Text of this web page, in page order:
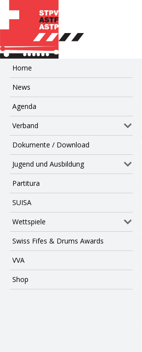
Home
News
Agenda
Verband
Dokumente / Download
Jugend und Ausbildung
Partitura
SUISA
Wettspiele
Swiss Fifes & Drums Awards
VVA
Shop